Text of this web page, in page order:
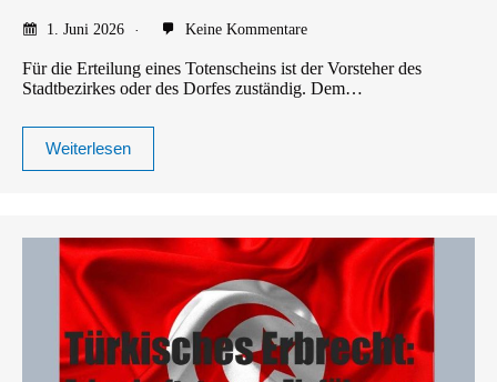
1. Juni 2026 Keine Kommentare
Für die Erteilung eines Totenscheins ist der Vorsteher des
Stadtbezirkes oder des Dorfes zuständig. Dem…
Weiterlesen